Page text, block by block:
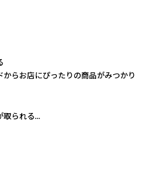
からお店にぴったりの商品がみつかり
取られる...